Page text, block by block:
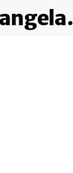
angela.